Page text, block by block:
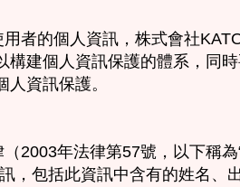
者的個人資訊，株式會社
構建個人資訊保護的體系，同
資訊保護。
2003年法律第57號，以下稱為
，包括此資訊中含有的姓名、